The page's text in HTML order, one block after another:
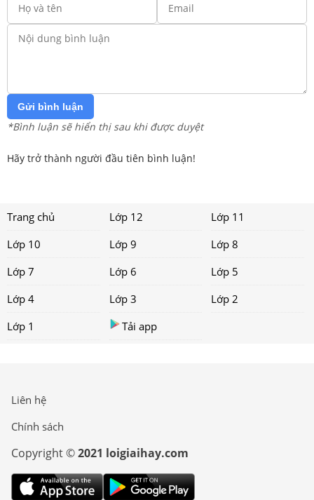
Gửi bình luận
*Bình luận sẽ hiển thị sau khi được duyệt
Hãy trở thành người đầu tiên bình luận!
Trang chủ Lớp 12
Lớp 11
Lớp 10
Lớp 9
Lớp 8
Lớp 7
Lớp 6
Lớp 5
Lớp 4
Lớp 3
Lớp 2
Lớp 1
Tải app
Liên hệ
Chính sách
Copyright ©2021 loigiaihay.com